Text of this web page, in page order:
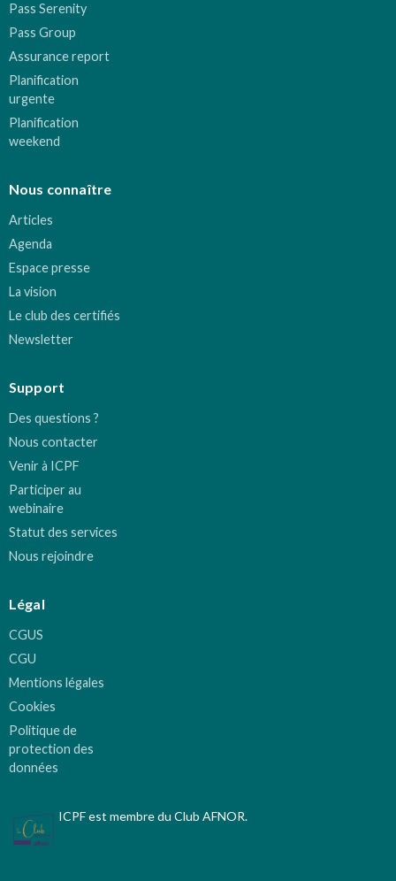
Pass Serenity
Pass Group
Assurance report
Planification
urgente
Planification
weekend
Nous connaître
Articles
Agenda
Espace presse
La vision
Le club des certifiés
Newsletter
Support
Des questions ?
Nous contacter
Venir à ICPF
Participer au
webinaire
Statut des services
Nous rejoindre
Légal
CGUS
CGU
Mentions légales
Cookies
Politique de
protection des
données
ICPF est membre du Club AFNOR.